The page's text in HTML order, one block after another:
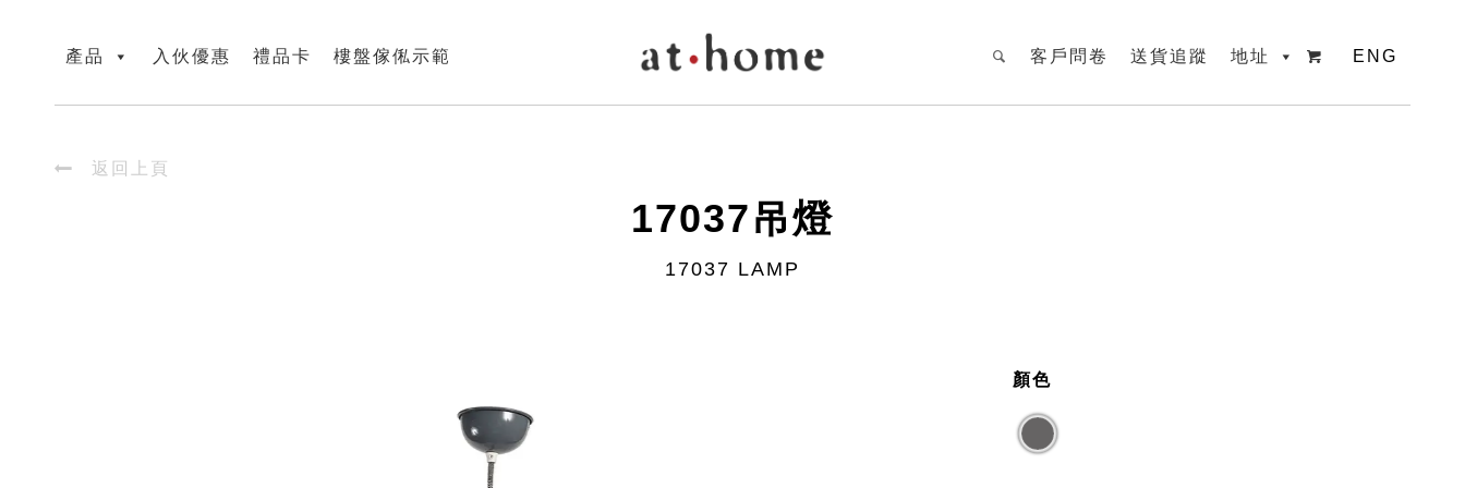
產品 入伙優惠 禮品卡 樓盤傢俬示範 
地址
送貨追蹤
客戶問卷 ENG
 返回上頁
17037吊燈
17037 LAMP
顏色